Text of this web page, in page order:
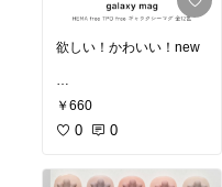
欲しい！かわいい！new
12
￥660
0 0